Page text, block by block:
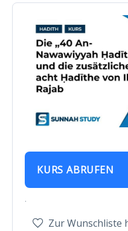
KURS ABRUFEN
.
Zur Wunschliste